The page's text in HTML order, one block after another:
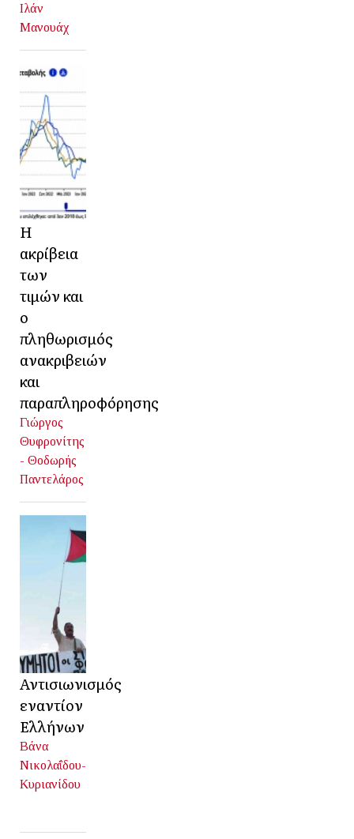
Ιλάν
Μανουάχ
Η
ακρίβεια
των
τιμών και
ο
πληθωρισμός
ανακριβειών
και
παραπληροφόρησης
Γιώργος
Θυφρονίτης
- Θοδωρής
Παντελάρος
Αντισιωνισμός
εναντίον
Ελλήνων
Βάνα
Νικολαΐδου-
Κυριανίδου